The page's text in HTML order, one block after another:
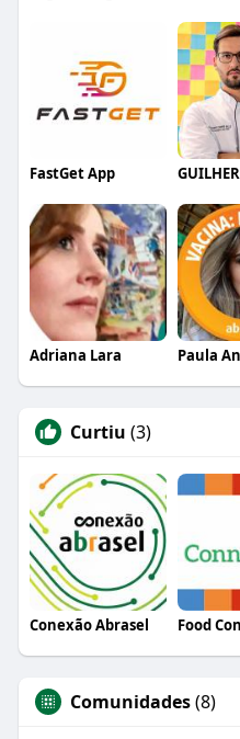
FastGet App
Adriana Lara Paula
Curtiu (3)
Conexão Abrasel Food
Comunidades(8)